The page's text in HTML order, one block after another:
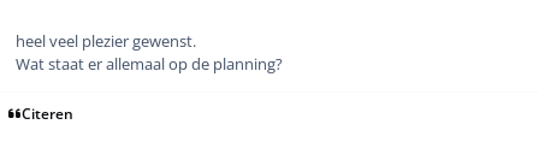
heel veel plezier gewenst.
Wat staat er allemaal op de planning?
Citeren